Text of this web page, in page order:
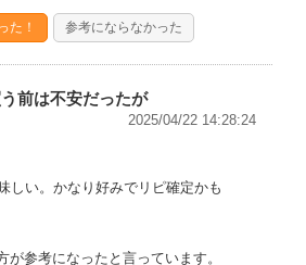
た！ 参考にならなかった
前は不安だったが
2025/04/22 14:28:24
しい。かなり好みでリピ確定かも
が参考になったと言っています。